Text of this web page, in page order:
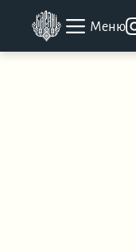
Меню